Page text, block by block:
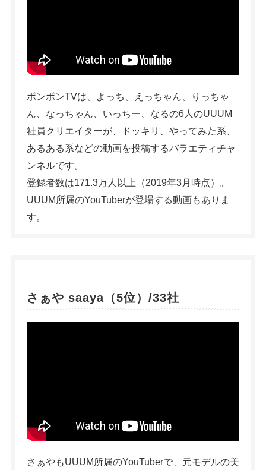
ボンボンTVは、よっち、えっちゃん、りっちゃ
ん、なっちゃん、いっちー、なるの6人のUUUM
社員クリエイターが、ドッキリ、やってみた系、
あるある系などの動画を投稿するバラエティチャ
ンネルです。
登録者数は171.3万人以上（2019年3月時点）。
UUUM所属のYouTuberが登場する動画もありま
す。
さぁや saaya（5位）/33社
さぁやもUUUM所属のYouTuberで、元モデルの美